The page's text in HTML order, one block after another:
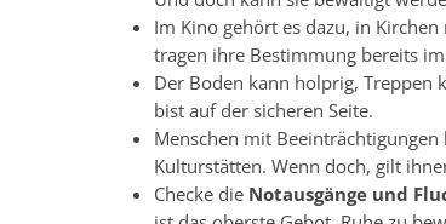
Im Kino gehört es dazu, in Kirchen
tragen ihre Bestimmung bereits
Der Boden kann holprig, Treppen
bist auf der sicheren Seite.
Menschen mit
Kulturstätten. Wenn doch, gilt
Checke die Notausgänge und